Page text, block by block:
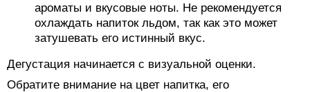
ароматы и вкусовые ноты. Не рекомендуется
охлаждать напиток льдом, так как это может
затушевать его истинный вкус.
Дегустация начинается с визуальной оценки.
Обратите внимание на цвет напитка, его